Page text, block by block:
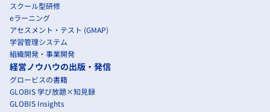
スクール型研修
eラーニング
アセスメント・テスト (GMAP)
学習管理システム
組織開発・事業開発
経営ノウハウの出版・発信
グロービスの書籍
GLOBIS 学び放題×知見録
GLOBIS Insights